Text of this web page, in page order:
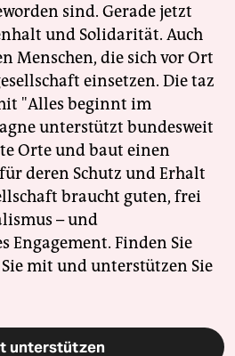
sind. Gerade jetzt
und Solidarität. Auch
Menschen, die sich vor Ort
einsetzen. Die taz
"Alles beginnt im
unterstützt bundesweit
Orte und baut einen
deren Schutz und Erhalt
braucht guten, frei
– und
Engagement. Finden Sie
mit und unterstützen Sie
unterstützen